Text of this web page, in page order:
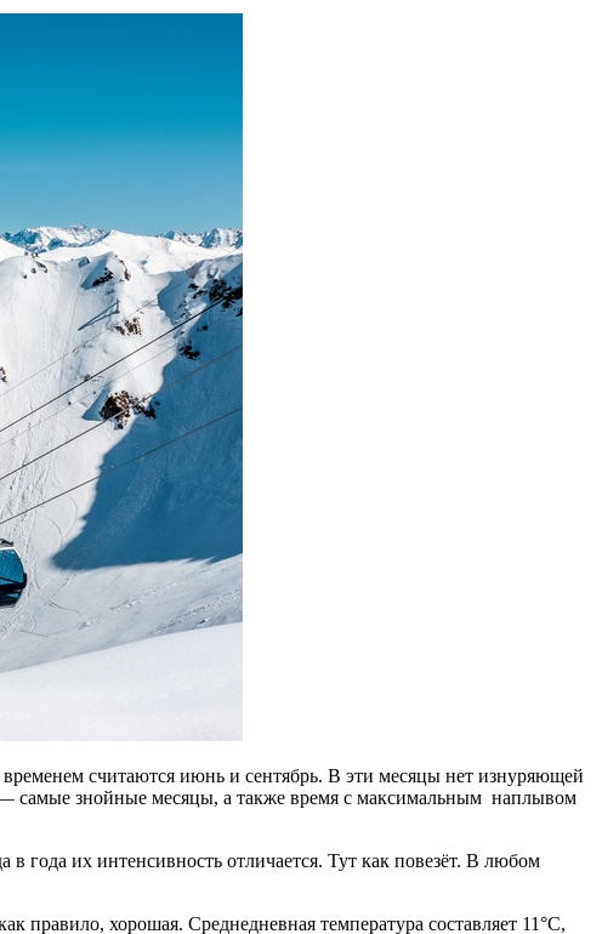
считаются июнь и сентябрь. В эти месяцы нет изнуряющей
самые знойные месяцы, а также время с максимальным наплывом
в года их интенсивность отличается. Тут как повезёт. В любом
правило, хорошая. Среднедневная температура составляет 11°С,